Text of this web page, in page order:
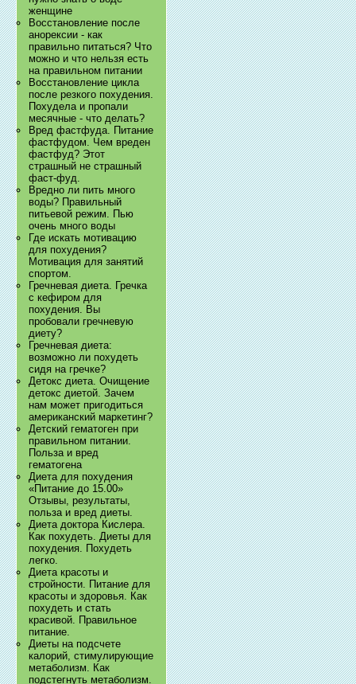
женщине
Восстановление после
анорексии - как
правильно питаться? Что
можно и что нельзя есть
на правильном питании
Восстановление цикла
после резкого похудения.
Похудела и пропали
месячные - что делать?
Вред фастфуда. Питание
фастфудом. Чем вреден
фастфуд? Этот
страшный не страшный
фаст-фуд.
Вредно ли пить много
воды? Правильный
питьевой режим. Пью
очень много воды
Где искать мотивацию
для похудения?
Мотивация для занятий
спортом.
Гречневая диета. Гречка
с кефиром для
похудения. Вы
пробовали гречневую
диету?
Гречневая диета:
возможно ли похудеть
сидя на гречке?
Детокс диета. Очищение
детокс диетой. Зачем
нам может пригодиться
американский маркетинг?
Детский гематоген при
правильном питании.
Польза и вред
гематогена
Диета для похудения
«Питание до 15.00»
Отзывы, результаты,
польза и вред диеты.
Диета доктора Кислера.
Как похудеть. Диеты для
похудения. Похудеть
легко.
Диета красоты и
стройности. Питание для
красоты и здоровья. Как
похудеть и стать
красивой. Правильное
питание.
Диеты на подсчете
калорий, стимулирующие
метаболизм. Как
подстегнуть метаболизм.